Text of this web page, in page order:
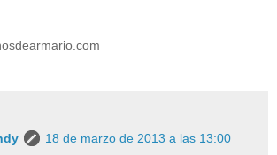
18 de marzo de 2013 a las 13:00